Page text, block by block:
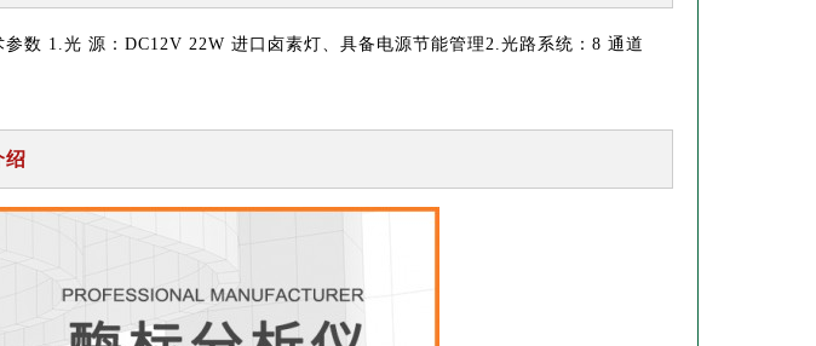
数 1.光 源：DC12V 22W 进口卤素灯、具备电源节能管理2.光路系统：8 通道
绍